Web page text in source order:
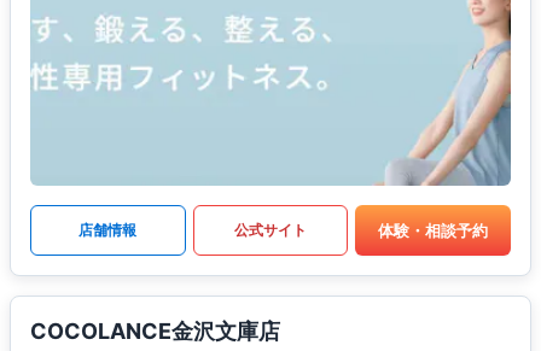
店舗情報 公式サイト 体験・相談予約
COCOLANCE金沢文庫店